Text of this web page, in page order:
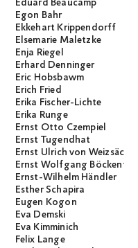
Eduard Beaucamp
Egon Bahr
Ekkehart Krippendorff
Elsemarie Maletzke
Enja Riegel
Erhard Denninger
Eric Hobsbawm
Erich Fried
Erika Fischer-Lichte
Erika Runge
Ernst Otto Czempiel
Ernst Tugendhat
Ernst Ulrich von Weizsäcker
Ernst Wolfgang
Ernst-Wilhelm Händler
Esther Schapira
Eugen Kogon
Eva Demski
Eva Kimminich
Felix Lange